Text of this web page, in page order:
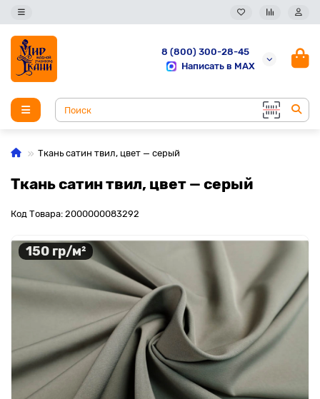
8 (800) 300-28-45
Написать в MAX
Ткань сатин твил, цвет — серый
Ткань сатин твил, цвет — серый
Код Товара: 2000000083292
150 гр/м²